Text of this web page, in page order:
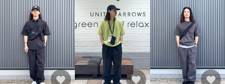
============================
裏地：なし
透け感：なし
伸縮：ストレッチ
光沢感：ややあり
機能性：接触冷感・吸水速乾
============================